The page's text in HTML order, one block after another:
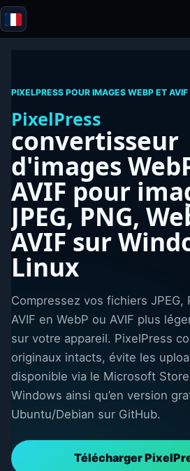
Blazor
Tests & Avis
PIXELPRESS POUR IMAGES WEBP ET AVIF
PixelPress
convertisseur
d'images
AVIF pour
JPEG, PNG,
AVIF sur
Linux
Compressez vos fichiers JPEG,
AVIF en WebP ou AVIF plus
sur votre appareil. PixelPress
originaux intacts, évite les
disponible via le Microsoft
Windows ainsi qu’en version
Ubuntu/Debian sur GitHub.
Télécharger